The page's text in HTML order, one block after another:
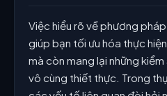
Việc hiểu rõ về phương
giúp bạn tối ưu hóa thực
mà còn mang lại những
vô cùng thiết thực. Trong